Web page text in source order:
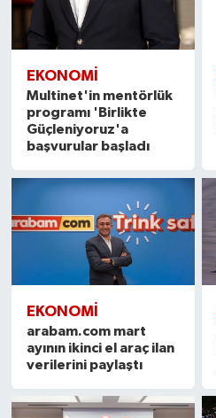
EKONOMI
Multinet'in mentörlük
programı 'Birlikte
Güçleniyoruz'a
başvurular başladı
EKONOMI
arabam.com mart
ayının ikinci el araç ilan
verilerini paylaştı